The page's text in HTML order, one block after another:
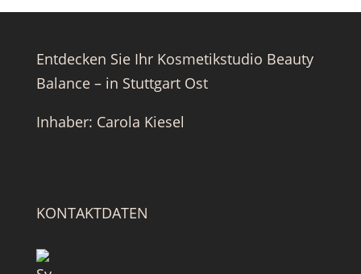
Entdecken Sie Ihr Kosmetikstudio Beauty
Balance – in Stuttgart Ost
Inhaber: Carola Kiesel
KONTAKTDATEN